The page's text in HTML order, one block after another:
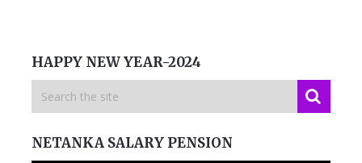
HAPPY NEW YEAR-2024
NETANKA SALARY PENSION